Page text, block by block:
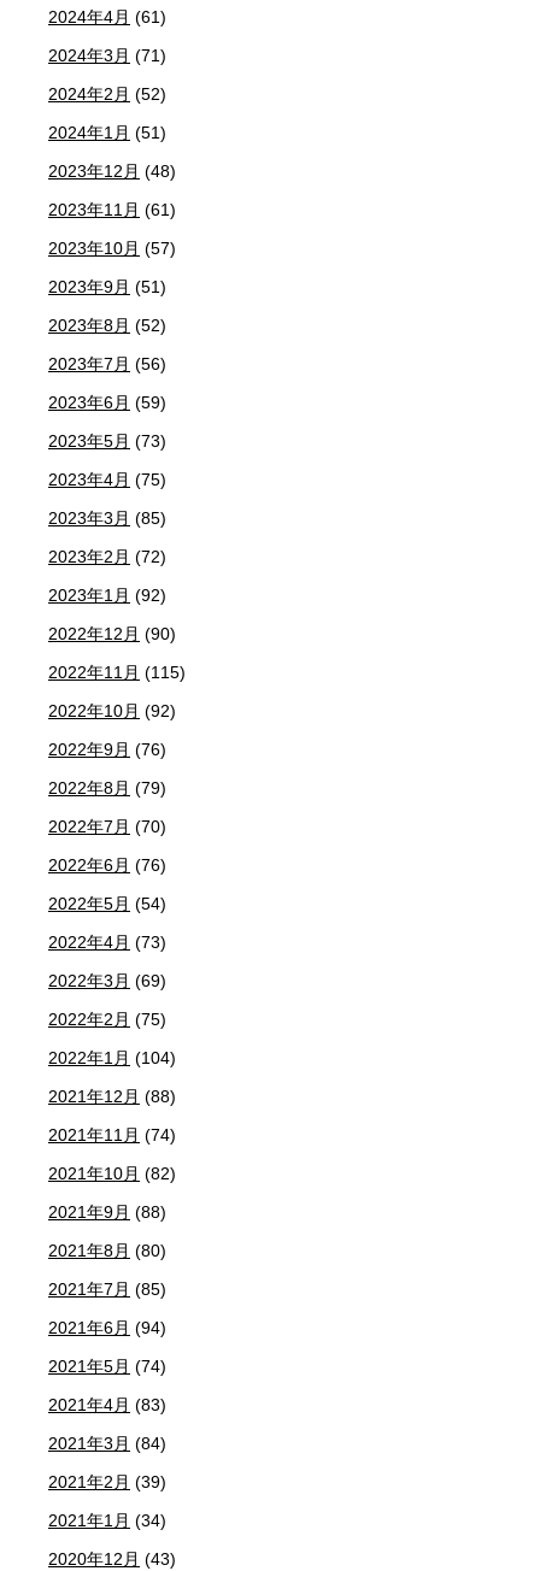
2024年4月 (61)
2024年3月 (71)
2024年2月 (52)
2024年1月 (51)
2023年12月 (48)
2023年11月 (61)
2023年10月 (57)
2023年9月 (51)
2023年8月 (52)
2023年7月 (56)
2023年6月 (59)
2023年5月 (73)
2023年4月 (75)
2023年3月 (85)
2023年2月 (72)
2023年1月 (92)
2022年12月 (90)
2022年11月 (115)
2022年10月 (92)
2022年9月 (76)
2022年8月 (79)
2022年7月 (70)
2022年6月 (76)
2022年5月 (54)
2022年4月 (73)
2022年3月 (69)
2022年2月 (75)
2022年1月 (104)
2021年12月 (88)
2021年11月 (74)
2021年10月 (82)
2021年9月 (88)
2021年8月 (80)
2021年7月 (85)
2021年6月 (94)
2021年5月 (74)
2021年4月 (83)
2021年3月 (84)
2021年2月 (39)
2021年1月 (34)
2020年12月 (43)